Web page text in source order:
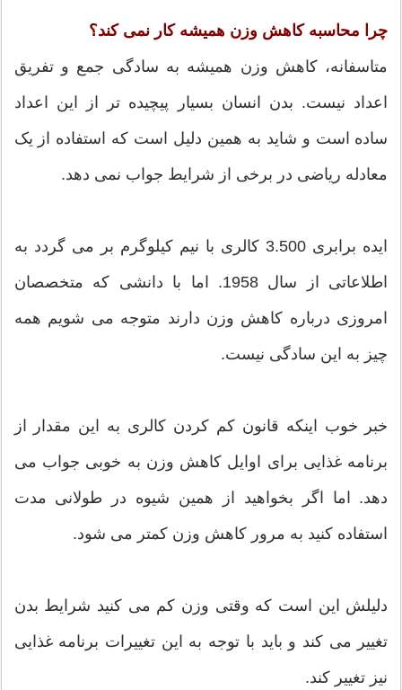
چرا محاسبه کاهش وزن همیشه کار نمی کند؟
متاسفانه، کاهش وزن همیشه به سادگی جمع و تفریق
اعداد نیست. بدن انسان بسیار پیچیده تر از این اعداد
ساده است و شاید به همین دلیل است که استفاده از یک
معادله ریاضی در برخی از شرایط جواب نمی دهد.
ایده برابری 3.500 کالری با نیم کیلوگرم بر می گردد به
اطلاعاتی از سال 1958. اما با دانشی که متخصصان
امروزی درباره کاهش وزن دارند متوجه می شویم همه
چیز به این سادگی نیست.
خبر خوب اینکه قانون کم کردن کالری به این مقدار از
برنامه غذایی برای اوایل کاهش وزن به خوبی جواب می
دهد. اما اگر بخواهید از همین شیوه در طولانی مدت
استفاده کنید به مرور کاهش وزن کمتر می شود.
دلیلش این است که وقتی وزن کم می کنید شرایط بدن
تغییر می کند و باید با توجه به این تغییرات برنامه غذایی
نیز تغییر کند.